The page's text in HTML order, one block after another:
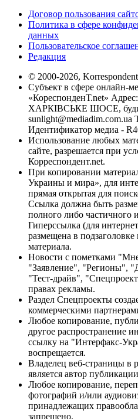
Договор пользования
Политика в сфере
данных
Пользовательское
Редакция
© 2000-2026,
Субъект в сфере онлайн-
«КореспонденТ.net»
ХАРКІВСЬКЕ ШОСЕ,
sunlight@mediadim.com.ua
Идентификатор медиа -
Использование любых
сайте, разрешается при
Корреспондент.net.
При копировании
Украины и мира», для
прямая открытая для
Ссылка должна быть
полного либо частичного
Гиперссылка (для
размещена в
материала.
Новости с пометками
"Заявление", "Регионы",
"Тест-драйв",
правах рекламы.
Раздел Спецпроекты
коммерческими
Любое копирование,
другое распространение
ссылку на "Интерфакс-
воспрещается.
Владелец веб-страницы в
является автор
Любое копирование,
фотографий и/или
принадлежащих
запрещено.